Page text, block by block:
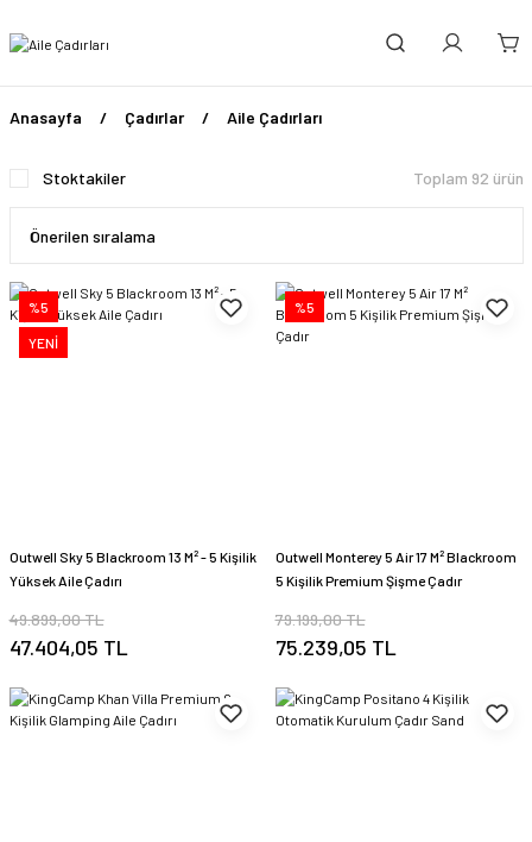
Anasayfa Çadırlar Aile Çadırları
Stoktakiler Toplam 92 ürün
%5
YENİ
Outwell Sky 5 Blackroom 13 M² - 5 Kişilik
Yüksek Aile Çadırı
49.899,00 TL
47.404,05 TL
%5
Outwell Monterey 5 Air 17 M² Blackroom
5 Kişilik Premium Şişme Çadır
79.199,00 TL
75.239,05 TL